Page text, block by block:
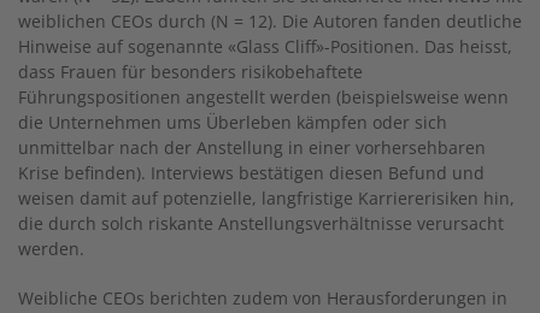
weiblichen CEOs durch (N = 12). Die Autoren fanden deutliche
Hinweise auf sogenannte «Glass Cliff»-Positionen. Das heisst,
dass Frauen für besonders risikobehaftete
Führungspositionen angestellt werden (beispielsweise wenn
die Unternehmen ums Überleben kämpfen oder sich
unmittelbar nach der Anstellung in einer vorhersehbaren
Krise befinden). Interviews bestätigen diesen Befund und
weisen damit auf potenzielle, langfristige Karriererisiken hin,
die durch solch riskante Anstellungsverhältnisse verursacht
werden.
Weibliche CEOs berichten zudem von Herausforderungen in